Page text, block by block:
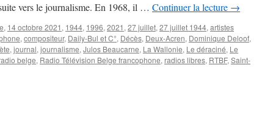
vers le journalisme. En 1968, il … Continuer la lecture →
, 14 octobre 2021 , 1944, 1996, 2021 , 27 juillet, 27 juillet 1944, artistes
, compositeur, Daily-Bul et C°, Décès, Deux-Acren, Dominique Deloof,
, journal, journalisme, Julos Beaucarne, La Wallonie, Le déraciné, Le
belge, Radio Télévision Belge francophone, radios libres, RTBF, Saint-